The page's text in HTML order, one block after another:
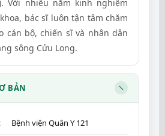
Với nhiều năm kinh nghiệm
bác sĩ luôn tận tâm chăm
cán bộ, chiến sĩ và nhân dân
sông Cửu Long.
BẢN
Bệnh viện Quân Y 121